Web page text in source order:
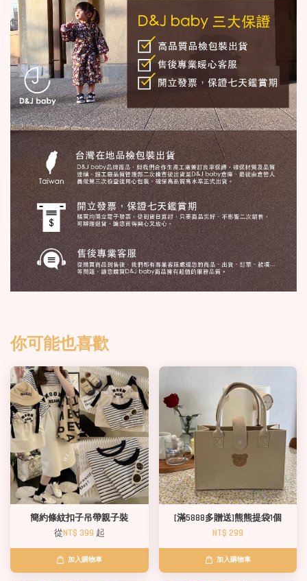
你可能也喜歡
簡約條紋扣子吊帶親子裝
從NT$ 399 起
加入購物車
[滿5888多贈送]熊熊提袋1個
NT$ 299
加入購物車